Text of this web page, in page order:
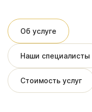
Об услуге
Наши специалисты
Стоимость услуг